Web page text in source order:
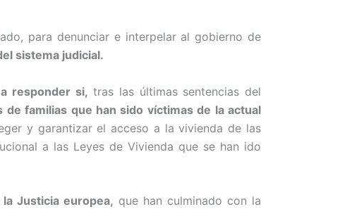
para denunciar e interpelar al gobierno de
sistema judicial.
responder si, tras las últimas sentencias del
familias que han sido víctimas de la actual
y garantizar el acceso a la vivienda de las
a las Leyes de Vivienda que se han ido
Justicia europea, que han culminado con la